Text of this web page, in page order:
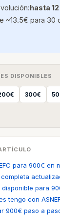
hasta
~13.5€ para 30
DISPONIBLES
300€
para 900€ en
disponible para
tengo con
900€ paso a